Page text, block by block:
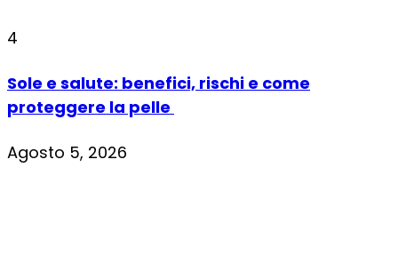
4
Sole e salute: benefici, rischi e come
proteggere la pelle
Agosto 5, 2026